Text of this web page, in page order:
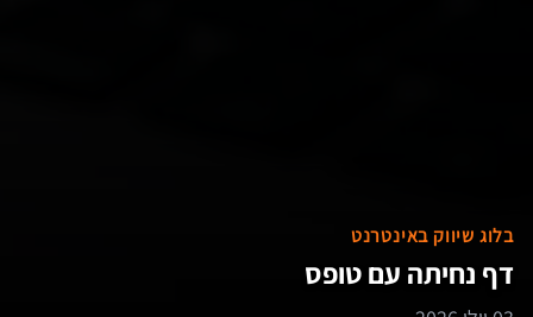
בלוג שיווק באינטרנט
דף נחיתה עם טופס